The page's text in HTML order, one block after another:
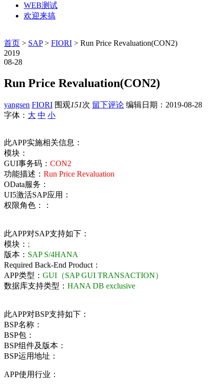
WEB测试
欢迎来搞
首页 > SAP> FIORI > Run Price Revaluation(CON2)
2019
08-28
Run Price Revaluation(CON2)
yangsen FIORI 围观151次 留下评论 编辑日期： 2019-08-28
字体： 大 中 小
此APP实施相关信息：
模块：
GUI事务码： CON2
功能描述： Run Price Revaluation
OData服务：
UI5激活SAP应用：
权限角色：：
此APP对SAP支持如下：
模块： ;
版本： SAP S/4HANA
Required Back-End Product：
APP类型： GUI（SAP GUI TRANSACTION）
数据库支持类型： HANA DB exclusive
此APP对BSP支持如下：
BSP名称：
BSP包：
BSP组件及版本：
BSP运用地址：
APP使用行业：